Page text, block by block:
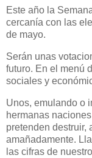
Este año la
cercanía con las
de mayo.
Serán unas
futuro. En el menú
sociales y
Unos, emulando o
hermanas
pretenden destruir,
amañadamente.
las cifras de